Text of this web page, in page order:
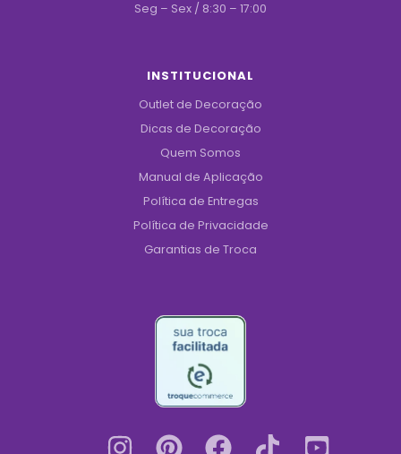
Seg – Sex / 8:30 – 17:00
INSTITUCIONAL
Outlet de Decoração
Dicas de Decoração
Quem Somos
Manual de Aplicação
Política de Entregas
Política de Privacidade
Garantias de Troca